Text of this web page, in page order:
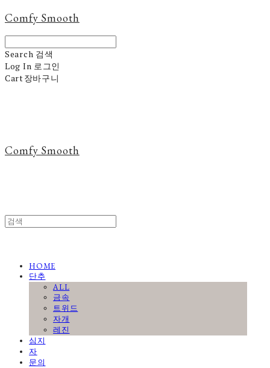
Comfy Smooth
Search 검색
Log In 로그인
Cart장바구니
Comfy Smooth
HOME
단추
ALL
금속
트위드
자개
레진
심지
자
문의